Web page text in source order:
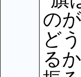
の
ど
る